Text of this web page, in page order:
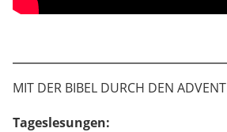
MIT DER BIBEL DURCH DEN ADVENT
Tageslesungen: